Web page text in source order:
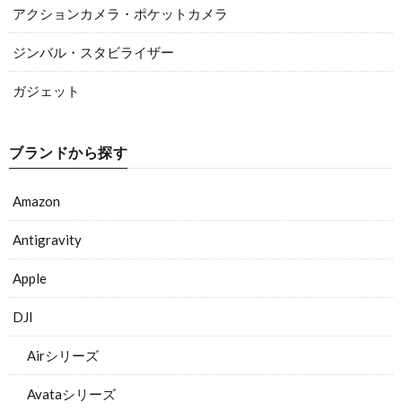
アクションカメラ・ポケットカメラ
ジンバル・スタビライザー
ガジェット
ブランドから探す
Amazon
Antigravity
Apple
DJI
Airシリーズ
Avataシリーズ